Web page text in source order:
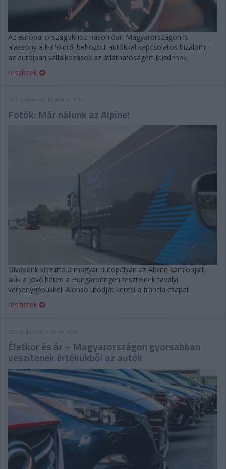
Az európai országokhoz hasonlóan Magyarországon is
alacsony a külföldről behozott autókkal kapcsolatos bizalom –
az autóipari vállalkozások az átláthatóságért küzdenek.
részletek
2022. szeptember 16. péntek, 19:33
Fotók: Már nálunk az Alpine!
Olvasónk kiszúrta a magyar autópályán az Alpine kamionjait,
akik a jövő héten a Hungaroringen tesztelnek tavalyi
versenygépükkel. Alonso utódját keresi a francia csapat.
részletek
2022. augusztus 3. szerda, 08:39
Életkor és ár – Magyarországon gyorsabban
veszítenek értékükből az autók